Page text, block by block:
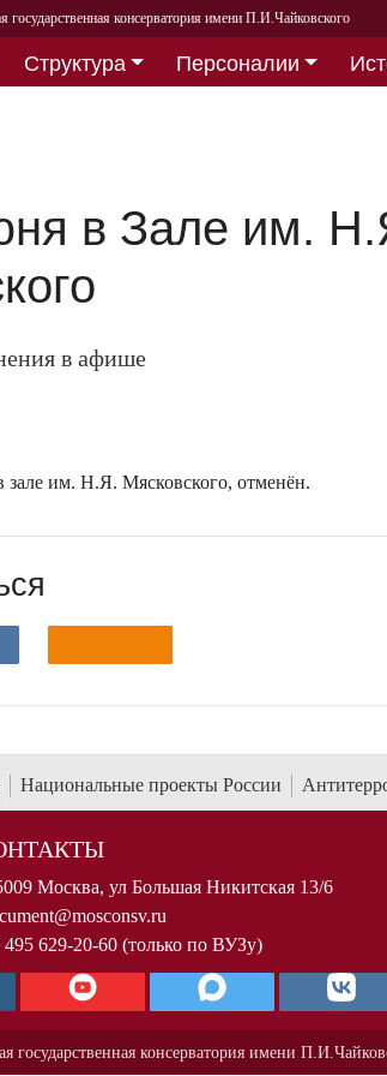
государственная консерватория имени П.И.Чайковского
Структура Персоналии
в Зале им.
в афише
им. Н.Я. Мясковского, отменён.
Национальные проекты России
Москва, ул Большая Никитская 13/6
495 629-20-60 (только по ВУЗу)
государственная консерватория имени